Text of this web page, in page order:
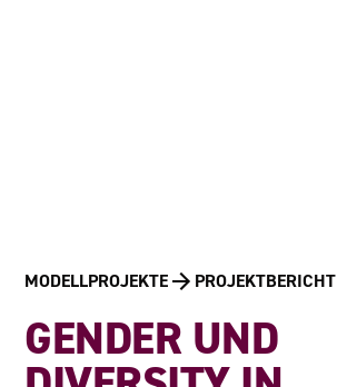
MODELLPROJEKTE PROJEKTBERICHT
GENDER UND